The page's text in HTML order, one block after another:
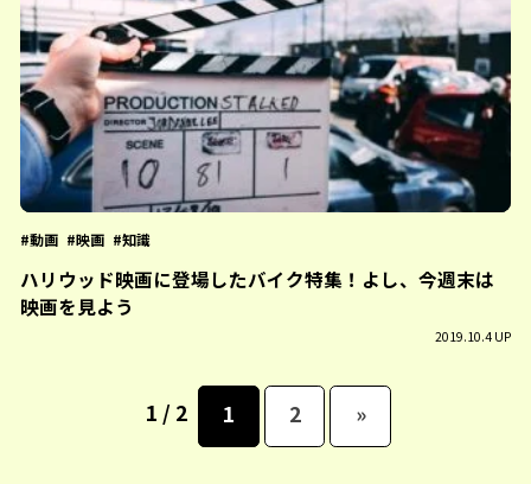
動画 映画 知識
ハリウッド映画に登場したバイク特集！よし、今週末は
映画を見よう
2019.10.4 UP
1 / 2 1 2 »